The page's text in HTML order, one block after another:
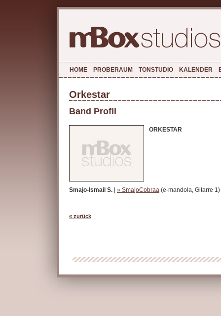
HOME PROBERAUM TONSTUDIO KALENDER
Orkestar
Band Profil
ORKESTAR
Smajo-Ismail S. » SmajoCobraa (e-mandola, Gitarre 1)
« zurück